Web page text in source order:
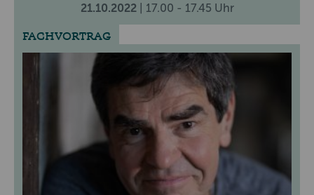
21.10.2022
| 17.00 - 17.45 Uhr
FACHVORTRAG